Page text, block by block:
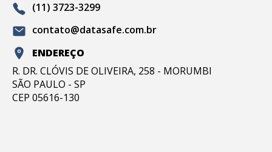
(11) 3723-3299
contato@datasafe.com.br
ENDEREÇO
R. DR. CLÓVIS DE OLIVEIRA, 258 - MORUMBI
SÃO PAULO - SP
CEP 05616-130